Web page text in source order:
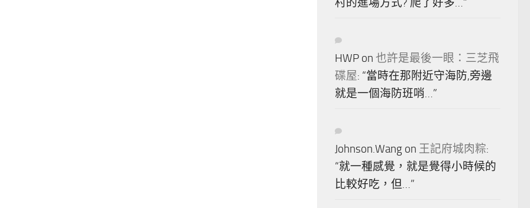
村的進場方式? 爬了好多…”
HWP on 也許是最後一眼：三芝飛
碟屋: “當時在那附近守海防,旁邊
就是一個海防班哨…”
Johnson.Wang on 王記府城肉粽:
“就一種感覺，就是覺得小時候的
比較好吃，但…”